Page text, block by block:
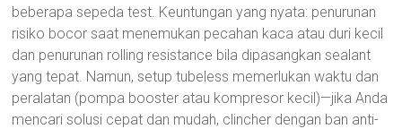
beberapa sepeda test. Keuntungan yang nyata: penurunan
risiko bocor saat menemukan pecahan kaca atau duri kecil
dan penurunan rolling resistance bila dipasangkan sealant
yang tepat. Namun, setup tubeless memerlukan waktu dan
peralatan (pompa booster atau kompresor kecil)—jika Anda
mencari solusi cepat dan mudah, clincher dengan ban anti-